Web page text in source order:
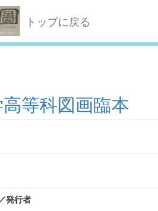
トップに戻る
等科図画臨本
発行者